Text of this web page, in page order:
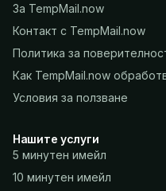
За TempMail.now
Контакт с TempMail.now
Политика за
Как TempMail.now
Условия за ползване
Нашите услуги
5 минутен имейл
10 минутен имейл